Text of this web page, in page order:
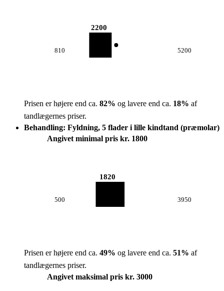
810
2200
5200
Prisen er højere end ca. 82% og lavere end ca. 18% af
tandlægernes priser.
Behandling: Fyldning, 5 flader i lille kindtand (præmolar)
Angivet minimal pris kr. 1800
500
1820
3950
Prisen er højere end ca. 49% og lavere end ca. 51% af
tandlægernes priser.
Angivet maksimal pris kr. 3000